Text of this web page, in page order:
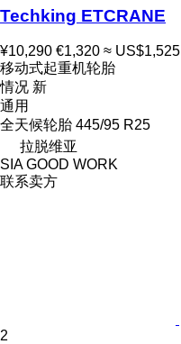
Techking ETCRANE
¥10,290 €1,320 ≈ US$1,525
移动式起重机轮胎
情况 新
通用
全天候轮胎 445/95 R25
拉脱维亚
SIA GOOD WORK
联系卖方
2